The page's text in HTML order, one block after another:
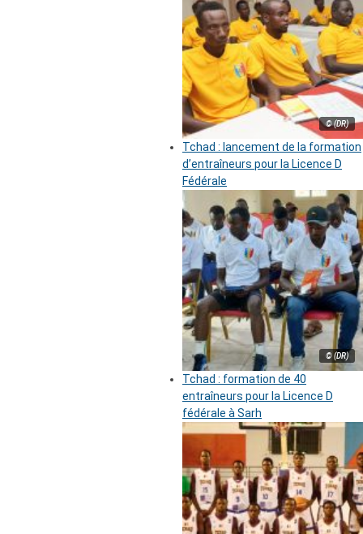
© (DR)
Tchad : lancement de la formation
d’entraîneurs pour la Licence D
Fédérale
© (DR)
Tchad : formation de 40
entraîneurs pour la Licence D
fédérale à Sarh